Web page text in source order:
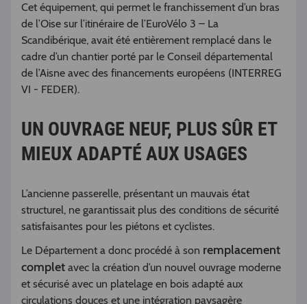
Cet équipement, qui permet le franchissement d’un bras
de l’Oise sur l’itinéraire de l’EuroVélo 3 – La
Scandibérique, avait été entièrement remplacé dans le
cadre d’un chantier porté par le Conseil départemental
de l’Aisne avec des financements européens (INTERREG
VI - FEDER).
UN OUVRAGE NEUF, PLUS SÛR ET
MIEUX ADAPTÉ AUX USAGES
L’ancienne passerelle, présentant un mauvais état
structurel, ne garantissait plus des conditions de sécurité
satisfaisantes pour les piétons et cyclistes.
Le Département a donc procédé à son remplacement
complet avec la création d’un nouvel ouvrage moderne
et sécurisé avec un platelage en bois adapté aux
circulations douces et une intégration paysagère